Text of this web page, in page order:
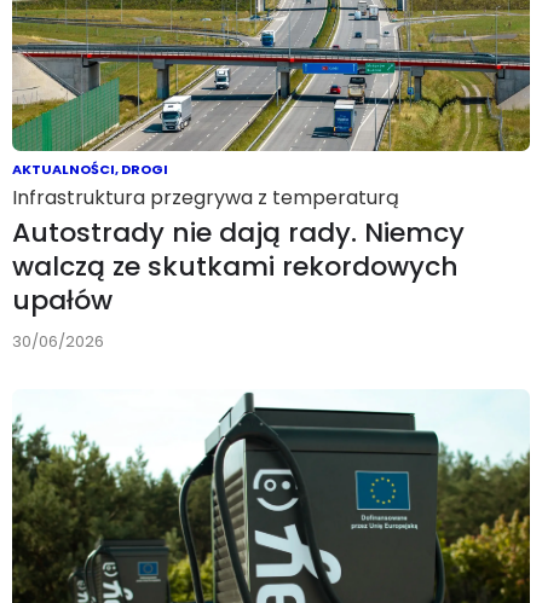
AKTUALNOŚCI,DROGI
Infrastruktura przegrywa z temperaturą
Autostrady nie dają rady. Niemcy
walczą ze skutkami rekordowych
upałów
30/06/2026